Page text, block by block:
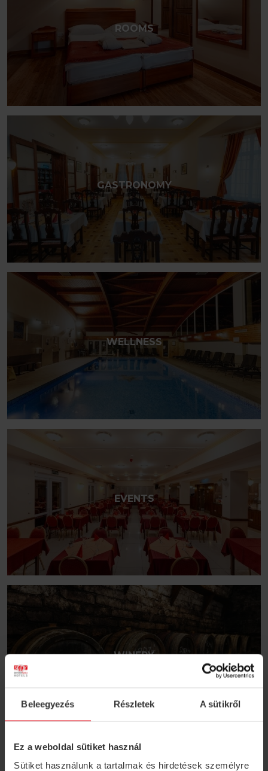
Beleegyezés Részletek A sütikről
Ez a weboldal sütiket használ
Sütiket használunk a tartalmak és hirdetések személyre
ROOMS
GASTRONOMY
WELLNESS
EVENTS
WINERY